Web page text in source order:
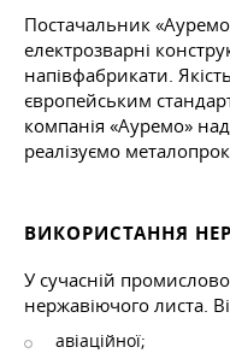
Постачальник
електрозварні
напівфабрикати.
європейським
компанія «Ауремо»
реалізуємо
ВИКОРИСТАННЯ
У сучасній
нержавіючого листа.
авіаційної;